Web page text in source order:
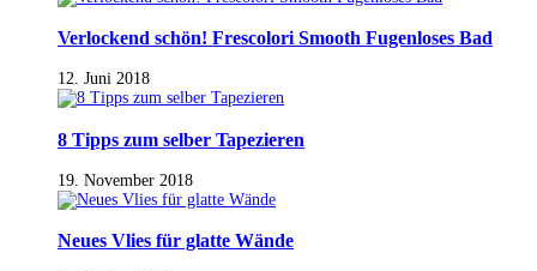
Verlockend schön! Frescolori Smooth Fugenloses Bad
12. Juni 2018
8 Tipps zum selber Tapezieren
19. November 2018
Neues Vlies für glatte Wände